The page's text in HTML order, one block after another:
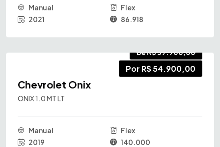
Manual
Flex
2021
86.918
De R$ 59.900,00
Por R$ 54.900,00
Chevrolet Onix
ONIX 1.0 MT LT
Manual
Flex
2019
140.000